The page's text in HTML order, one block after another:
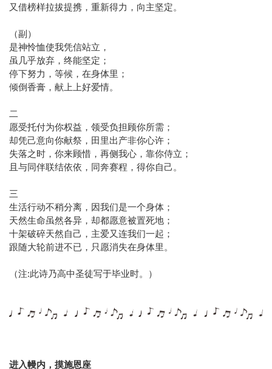
又借榜样拉拔提携，重新得力，向主坚定。
（副）
是神怜恤使我凭信站立，
虽几乎放弃，终能坚定；
停下努力，等候，在身体里；
倾倒香膏，献上上好爱情。
二
愿受托付为你权益，领受负担顾你所需；
却凭己意向你献祭，田里出产非你心许；
失落之时，你来顾惜，再侧我心，靠你侍立；
且与同伴联结依依，同奔赛程，得你自己。
三
生活行动不稍分离，因我们是一个身体；
天然生命虽然各异，却都愿意被置死地；
十架破碎天然自己，主爱又连我们一起；
跟随大轮前进不已，只愿消失在身体里。
（注:此诗乃高中圣徒写于毕业时。）
进入幔内，摸施恩座